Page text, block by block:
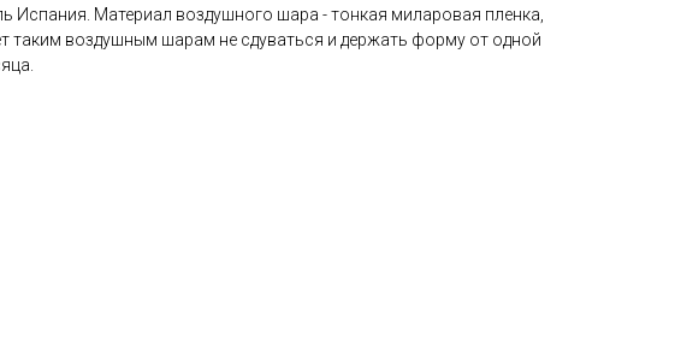
Испания. Материал воздушного шара - тонкая миларовая пленка,
таким воздушным шарам не сдуваться и держать форму от одной